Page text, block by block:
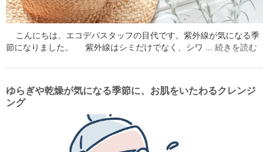
こんにちは、エコデパスタッフの目代です。紫外線が気になる季
節になりました。 紫外線はシミだけでなく、シワ … 続きを読む
ゆらぎや乾燥が気になる季節に、お肌をいたわるクレンジ
ング